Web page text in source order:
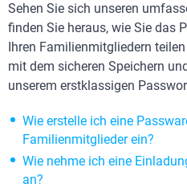
Sehen Sie sich unseren
finden Sie heraus, wie Sie das
Ihren Familienmitgliedern
mit dem sicheren Speichern
unserem erstklassigen
Wie erstelle ich eine
Familienmitglieder ein?
Wie nehme ich eine
an?